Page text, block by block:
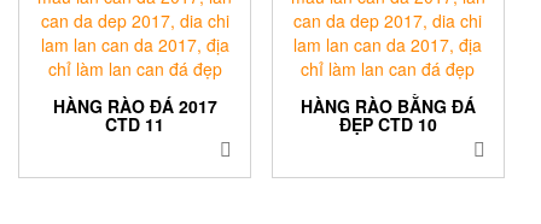
HÀNG RÀO ĐÁ 2017
CTD 11
HÀNG RÀO BẰNG ĐÁ
ĐẸP CTD 10